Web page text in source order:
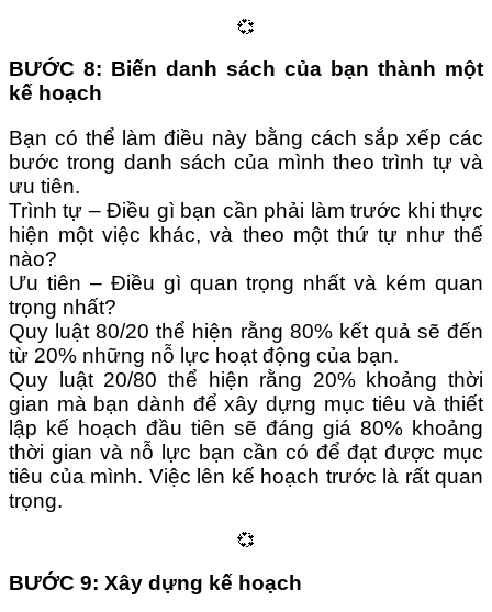
💞
BƯỚC 8: Biến danh sách của bạn thành một
kế hoạch
Bạn có thể làm điều này bằng cách sắp xếp các
bước trong danh sách của mình theo trình tự và
ưu tiên.
Trình tự – Điều gì bạn cần phải làm trước khi thực
hiện một việc khác, và theo một thứ tự như thế
nào?
Ưu tiên – Điều gì quan trọng nhất và kém quan
trọng nhất?
Quy luật 80/20 thể hiện rằng 80% kết quả sẽ đến
từ 20% những nỗ lực hoạt động của bạn.
Quy luật 20/80 thể hiện rằng 20% khoảng thời
gian mà bạn dành để xây dựng mục tiêu và thiết
lập kế hoạch đầu tiên sẽ đáng giá 80% khoảng
thời gian và nỗ lực bạn cần có để đạt được mục
tiêu của mình. Việc lên kế hoạch trước là rất quan
trọng.
💞
BƯỚC 9: Xây dựng kế hoạch